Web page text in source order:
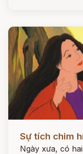
Sự tích chim
Ngày xưa, có